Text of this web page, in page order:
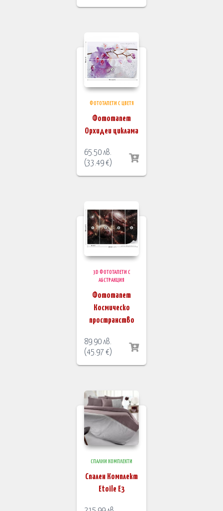
ФОТОТАПЕТИ С ЦВЕТЯ
Фототапет
Орхидеи циклама
65.50лв.
(33.49€)
3D ФОТОТАПЕТИ С
АБСТРАКЦИЯ
Фототапет
Космическо
пространство
89.90лв.
(45.97€)
СПАЛНИ КОМПЛЕКТИ
Спален Комплект
Etoile Е3